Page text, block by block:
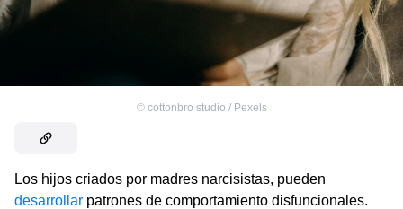
© cottonbro studio / Pexels
Los hijos criados por madres narcisistas, pueden
desarrollar patrones de comportamiento disfuncionales.